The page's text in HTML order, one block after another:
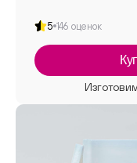
5 146 оценок